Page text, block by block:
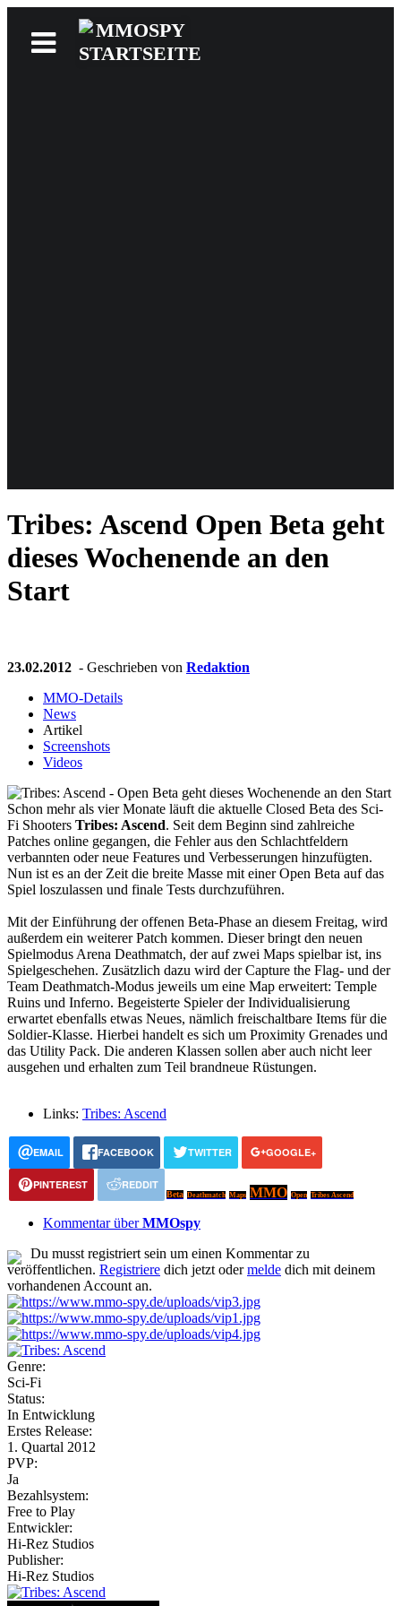
Follow us
Tribes: Ascend Open Beta geht
dieses Wochenende an den
Start
23.02.2012 - Geschrieben von Redaktion
MMO-Details
News
Artikel
Screenshots
Videos
Schon mehr als vier Monate läuft die aktuelle Closed Beta des Sci-
Fi Shooters Tribes: Ascend. Seit dem Beginn sind zahlreiche
Patches online gegangen, die Fehler aus den Schlachtfeldern
verbannten oder neue Features und Verbesserungen hinzufügten.
Nun ist es an der Zeit die breite Masse mit einer Open Beta auf das
Spiel loszulassen und finale Tests durchzuführen.
Mit der Einführung der offenen Beta-Phase an diesem Freitag, wird
außerdem ein weiterer Patch kommen. Dieser bringt den neuen
Spielmodus Arena Deathmatch, der auf zwei Maps spielbar ist, ins
Spielgeschehen. Zusätzlich dazu wird der Capture the Flag- und der
Team Deathmatch-Modus jeweils um eine Map erweitert: Temple
Ruins und Inferno. Begeisterte Spieler der Individualisierung
erwartet ebenfalls etwas Neues, nämlich freischaltbare Items für die
Soldier-Klasse. Hierbei handelt es sich um Proximity Grenades und
das Utility Pack. Die anderen Klassen sollen aber auch nicht leer
ausgehen und erhalten zum Teil brandneue Rüstungen.
Links: Tribes: Ascend
EMAIL FACEBOOK TWITTER GOOGLE+
PINTEREST REDDIT
Beta Deathmatch Maps MMO Open Tribes Ascend
Kommentar überMMOspy
Du musst registriert sein um einen Kommentar zu
veröffentlichen. Registriere dich jetzt odermelde dich mit deinem
vorhandenen Account an.
Genre:
Sci-Fi
Status:
In Entwicklung
Erstes Release:
1. Quartal 2012
PVP:
Ja
Bezahlsystem:
Free to Play
Entwickler:
Hi-Rez Studios
Publisher:
Hi-Rez Studios